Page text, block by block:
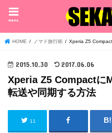
menu
HOME ノマド旅行術 Xperia Z5
2015.10.30 2017.06.06
Xperia Z5 Compactに
転送や同期する方法
11